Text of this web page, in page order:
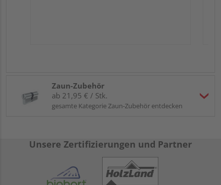
Zaun-Zubehör
ab 21,95 € / Stk.
gesamte Kategorie Zaun-Zubehör entdecken
Unsere Zertifizierungen und Partner